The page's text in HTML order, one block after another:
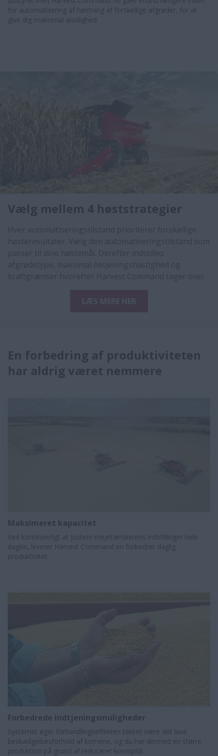
for automatisering af høstning af forskellige afgrøder, for at
give dig maksimal alsidighed.
Vælg mellem 4 høststrategier
En forbedring af produktiviteten
har aldrig været nemmere
Maksimeret kapacitet
Ved kontinuerligt at justere mejetærskerens indstillinger hele
dagen, leverer Harvest Command en forbedret daglig
produktivitet.
Forbedrede indtjeningsmuligheder
Systemet øger forhandlingseffekten takket være det lave
beskadigelsesforhold af kornene, og du har dermed en større
produktion på grund af reduceret kornspild.